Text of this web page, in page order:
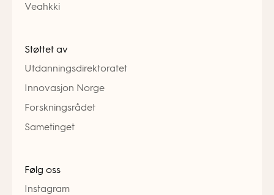
Veahkki
Støttet av
Utdanningsdirektoratet
Innovasjon Norge
Forskningsrådet
Sametinget
Følg oss
Instagram